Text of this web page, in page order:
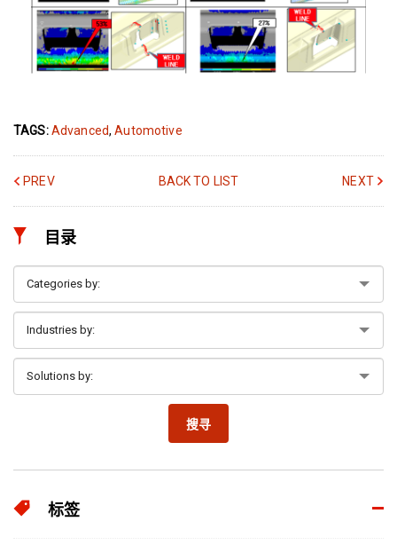
TAGS:Advanced,Automotive
PREV BACK TO LIST NEXT
目录
搜寻
标签